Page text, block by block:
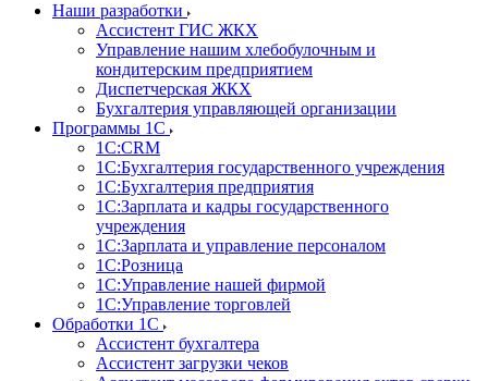
Наши разработки
Ассистент ГИС ЖКХ
Управление нашим хлебобулочным и
кондитерским предприятием
Диспетчерская ЖКХ
Бухгалтерия управляющей организации
Программы 1С
1С:CRM
1С:Бухгалтерия государственного учреждения
1С:Бухгалтерия предприятия
1С:Зарплата и кадры государственного
учреждения
1С:Зарплата и управление персоналом
1С:Розница
1С:Управление нашей фирмой
1С:Управление торговлей
Обработки 1С
Ассистент бухгалтера
Ассистент загрузки чеков